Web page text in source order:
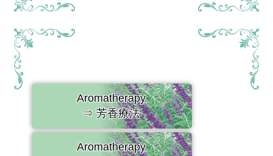
Aromatherapy
⇒ 芳香療法
Aromatherapy